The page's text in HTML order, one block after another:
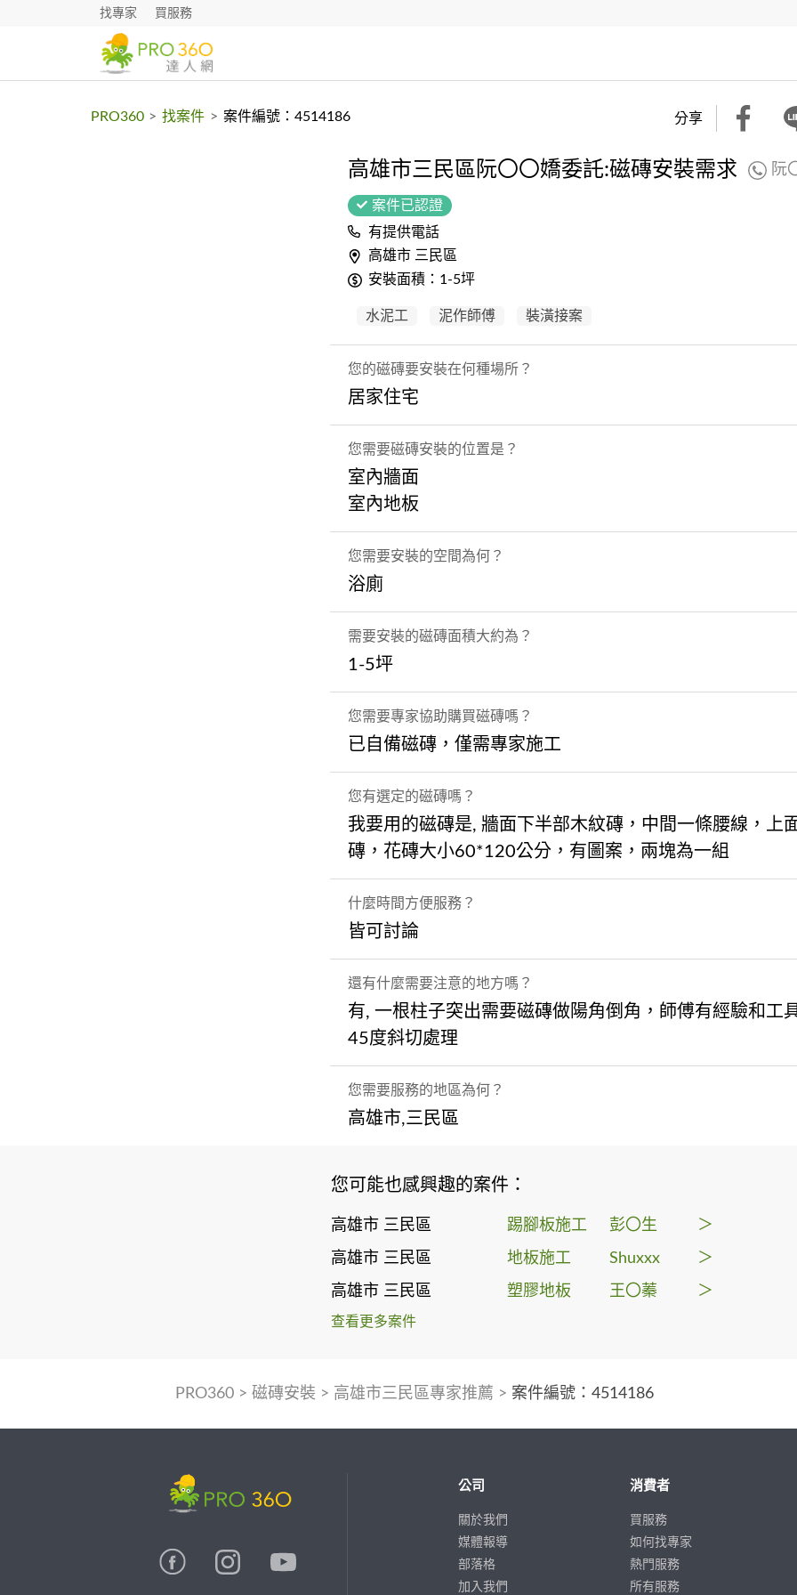
找專家 買服務
PRO360 > 找案件 > 案件編號：4514186 分享
高雄市三民區阮〇〇嬌委託:磁磚安裝需求 阮
案件已認證
有提供電話
高雄市 三民區
安裝面積：1-5坪
水泥工 泥作師傅 裝潢接案
您的磁磚要安裝在何種場所？
居家住宅
您需要磁磚安裝的位置是？
室內牆面
室內地板
您需要安裝的空間為何？
浴廁
需要安裝的磁磚面積大約為？
1-5坪
您需要專家協助購買磁磚嗎？
已自備磁磚，僅需專家施工
您有選定的磁磚嗎？
我要用的磁磚是, 牆面下半部木紋磚，中間一條腰線，上
磚，花磚大小60*120公分，有圖案，兩塊為一組
什麼時間方便服務？
皆可討論
還有什麼需要注意的地方嗎？
有, 一根柱子突出需要磁磚做陽角倒角，師傅有經驗和工
45度斜切處理
您需要服務的地區為何？
高雄市,三民區
您可能也感興趣的案件：
高雄市 三民區 踢腳板施工 彭〇生 ＞
高雄市 三民區 地板施工 Shuxxx ＞
高雄市 三民區 塑膠地板 王〇蓁 ＞
查看更多案件
PRO360> 磁磚安裝 > 高雄市三民區專家推薦 > 案件編號：4514186
公司
關於我們
媒體報導
部落格
加入我們
消費者
買服務
如何找專家
熱門服務
所有服務